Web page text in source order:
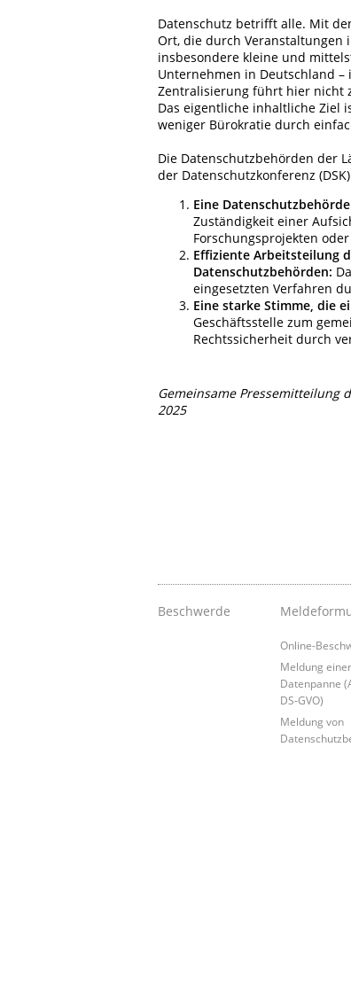
Datenschutz betrifft alle. Mit
Ort, die durch Veranstaltungen
insbesondere kleine und
Unternehmen in Deutschland
Zentralisierung führt hier nicht
Das eigentliche inhaltliche Ziel
weniger Bürokratie durch
Die Datenschutzbehörden der
der Datenschutzkonferenz
Eine
Zuständigkeit einer
Forschungsprojekten
Effiziente Arbeitsteilung
Datenschutzbehörden:
eingesetzten Verfahren
Eine starke Stimme, die
Geschäftsstelle zum
Rechtssicherheit durch
Gemeinsame Pressemitteilung
2025
Beschwerde
Online-
Meldung einer
Datenpanne
DS-GVO)
Meldung von